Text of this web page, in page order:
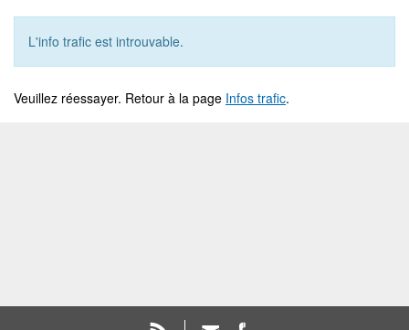
L'info trafic est introuvable.
Veuillez réessayer. Retour à la page Infos trafic.